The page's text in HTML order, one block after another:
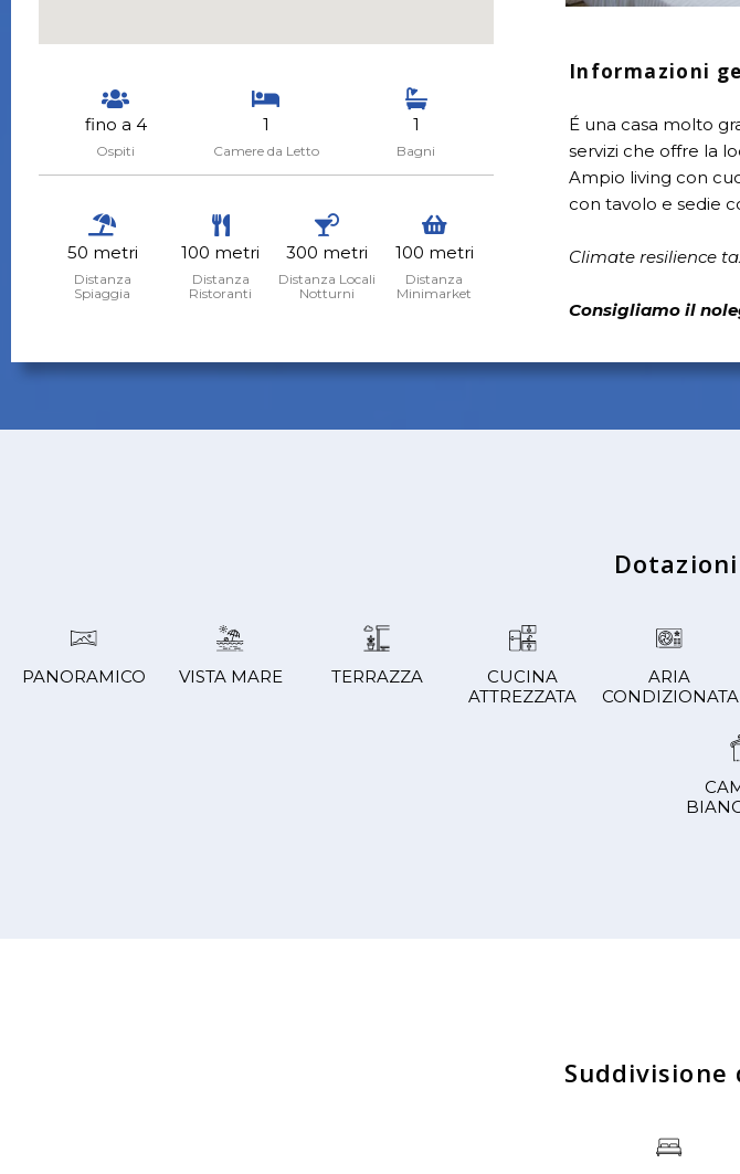
fino a 4
Ospiti
1
Camere da Letto
1
Bagni
50 metri
Distanza
Spiaggia
100 metri
Distanza
Ristoranti
300 metri
Distanza Locali
Notturni
100 metri
Distanza
Minimarket
Informazioni
É una casa molto
servizi che offre la
Ampio living con
con tavolo e sedie
Climate resilience
Consigliamo il
PANORAMICO VISTA MARE TERRAZZA
CUCINA
ATTREZZATA
ARIA
CONDIZIONATA